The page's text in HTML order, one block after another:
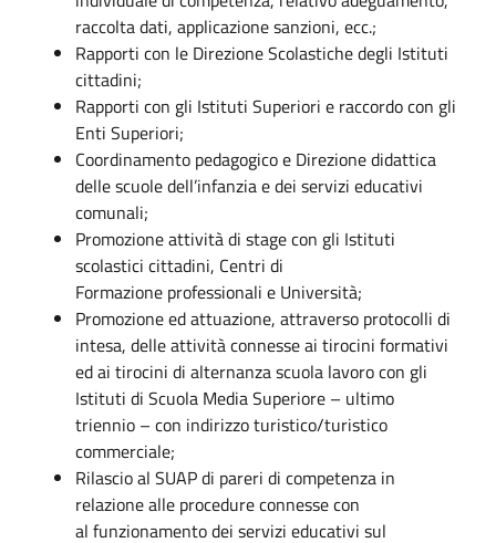
raccolta dati, applicazione sanzioni, ecc.;
Rapporti con le Direzione Scolastiche degli Istituti
cittadini;
Rapporti con gli Istituti Superiori e raccordo con gli
Enti Superiori;
Coordinamento pedagogico e Direzione didattica
delle scuole dell’infanzia e dei servizi educativi
comunali;
Promozione attività di stage con gli Istituti
scolastici cittadini, Centri di
Formazione professionali e Università;
Promozione ed attuazione, attraverso protocolli di
intesa, delle attività connesse ai tirocini formativi
ed ai tirocini di alternanza scuola lavoro con gli
Istituti di Scuola Media Superiore – ultimo
triennio – con indirizzo turistico/turistico
commerciale;
Rilascio al SUAP di pareri di competenza in
relazione alle procedure connesse con
al funzionamento dei servizi educativi sul